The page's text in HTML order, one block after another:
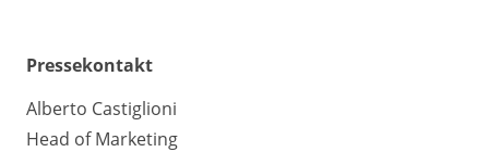
Pressekontakt
Alberto Castiglioni
Head of Marketing